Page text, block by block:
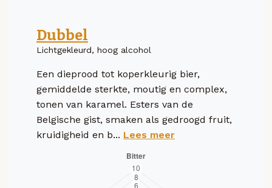
Dubbel
Lichtgekleurd, hoog alcohol
Een dieprood tot koperkleurig bier,
gemiddelde sterkte, moutig en complex,
tonen van karamel. Esters van de
Belgische gist, smaken als gedroogd fruit,
kruidigheid en b... Lees meer